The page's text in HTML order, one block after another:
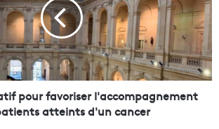
pour favoriser l'accompagnement
atteints d'un cancer